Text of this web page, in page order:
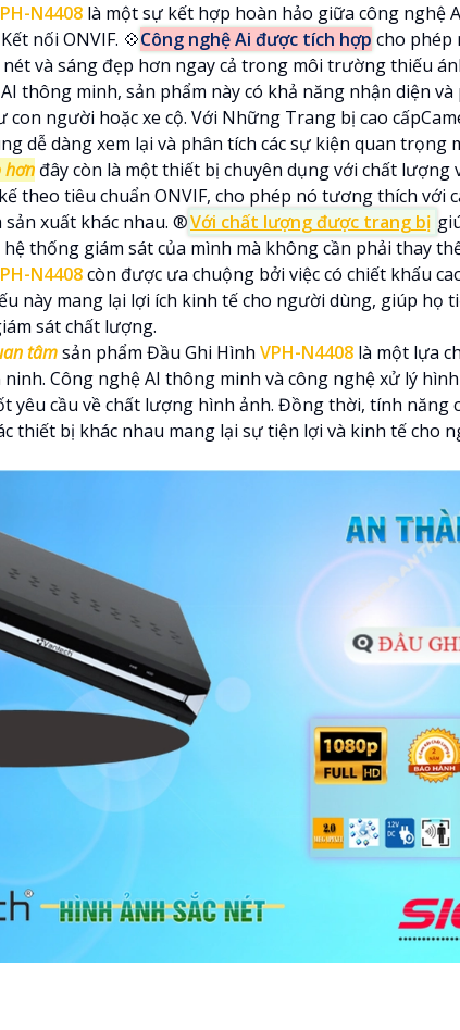
N4408 là một sự kết hợp hoàn hảo giữa công nghệ
nối ONVIF. 💠Công nghệ Ai được tích hợp cho phép
và sáng đẹp hơn ngay cả trong môi trường thiếu
thông minh, sản phẩm này có khả năng nhận diện và
người hoặc xe cộ. Với Những Trang bị cao
dễ dàng xem lại và phân tích các sự kiện quan trọng
hơn đây còn là một thiết bị chuyên dụng với chất lượng
theo tiêu chuẩn ONVIF, cho phép nó tương thích với
xuất khác nhau. ®️Với chất lượng được trang bị
thống giám sát của mình mà không cần phải thay
N4408còn được ưa chuộng bởi việc có chiết khấu
này mang lại lợi ích kinh tế cho người dùng, giúp họ
sát chất lượng.
tâmsản phẩm Đầu Ghi Hình VPH-N4408 là một lựa
ninh. Công nghệ AI thông minh và công nghệ xử lý
yêu cầu về chất lượng hình ảnh. Đồng thời, tính năng
thiết bị khác nhau mang lại sự tiện lợi và kinh tế cho